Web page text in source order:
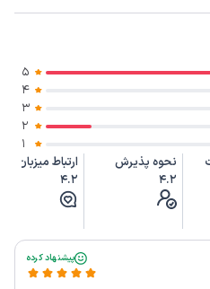
5
4
3
2
1
نحوه پذیرش
4.2
ارتباط میزبان
4.2
پیشنهاد کرده